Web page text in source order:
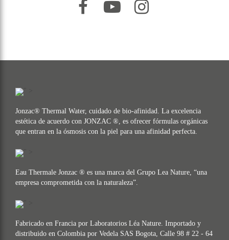
Jonzac® Thermal Water, cuidado de bio-afinidad. La excelencia
estética de acuerdo con JONZAC ®, es ofrecer fórmulas orgánicas
que entran en la ósmosis con la piel para una afinidad perfecta.
Eau Thermale Jonzac ® es una marca del Grupo Lea Nature, “una
empresa comprometida con la naturaleza”.
Fabricado en Francia por Laboratorios Léa Nature. Importado y
distribuido en Colombia por Vedela SAS Bogota, Calle 98 # 22 - 64